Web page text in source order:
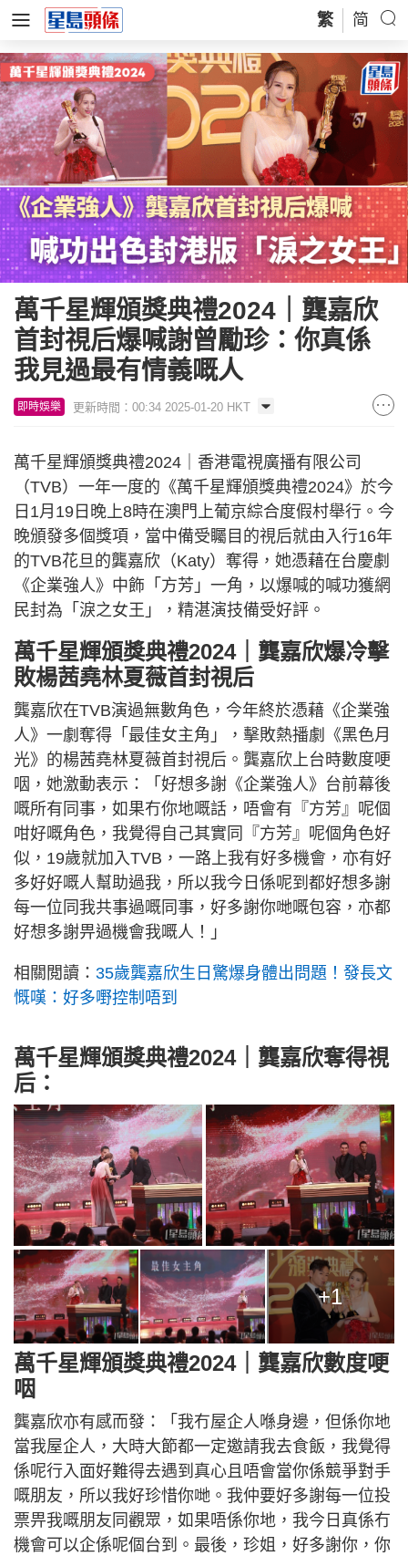
繁 简
萬千星輝頒獎典禮2024｜龔嘉欣
首封視后爆喊謝曾勵珍：你真係
我見過最有情義嘅人
即時娛樂 更新時間：00:34 2025-01-20 HKT
萬千星輝頒獎典禮2024｜香港電視廣播有限公司
（TVB）一年一度的《萬千星輝頒獎典禮2024》於今
日1月19日晚上8時在澳門上葡京綜合度假村舉行。今
晚頒發多個獎項，當中備受矚目的視后就由入行16年
的TVB花旦的龔嘉欣（Katy）奪得，她憑藉在台慶劇
《企業強人》中飾「方芳」一角，以爆喊的喊功獲網
民封為「淚之女王」，精湛演技備受好評。
萬千星輝頒獎典禮2024｜龔嘉欣爆冷擊
敗楊茜堯林夏薇首封視后
龔嘉欣在TVB演過無數角色，今年終於憑藉《企業強
人》一劇奪得「最佳女主角」，擊敗熱播劇《黑色月
光》的楊茜堯林夏薇首封視后。龔嘉欣上台時數度哽
咽，她激動表示：「好想多謝《企業強人》台前幕後
嘅所有同事，如果冇你地嘅話，唔會有『方芳』呢個
咁好嘅角色，我覺得自己其實同『方芳』呢個角色好
似，19歲就加入TVB，一路上我有好多機會，亦有好
多好好嘅人幫助過我，所以我今日係呢到都好想多謝
每一位同我共事過嘅同事，好多謝你哋嘅包容，亦都
好想多謝畀過機會我嘅人！」
相關閲讀： 35歲龔嘉欣生日驚爆身體出問題！發長文
慨嘆：好多嘢控制唔到
萬千星輝頒獎典禮2024｜龔嘉欣奪得視
后：
+1
萬千星輝頒獎典禮2024｜龔嘉欣數度哽
咽
龔嘉欣亦有感而發：「我冇屋企人喺身邊，但係你地
當我屋企人，大時大節都一定邀請我去食飯，我覺得
係呢行入面好難得去遇到真心且唔會當你係競爭對手
嘅朋友，所以我好珍惜你哋。我仲要好多謝每一位投
票畀我嘅朋友同觀眾，如果唔係你地，我今日真係冇
機會可以企係呢個台到。最後，珍姐，好多謝你，你